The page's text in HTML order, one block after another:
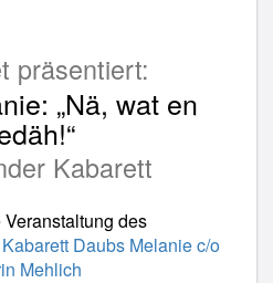
präsentiert:
„Nä, wat en
Kabarett
des
Kabarett Daubs Melanie c/o
Mehlich